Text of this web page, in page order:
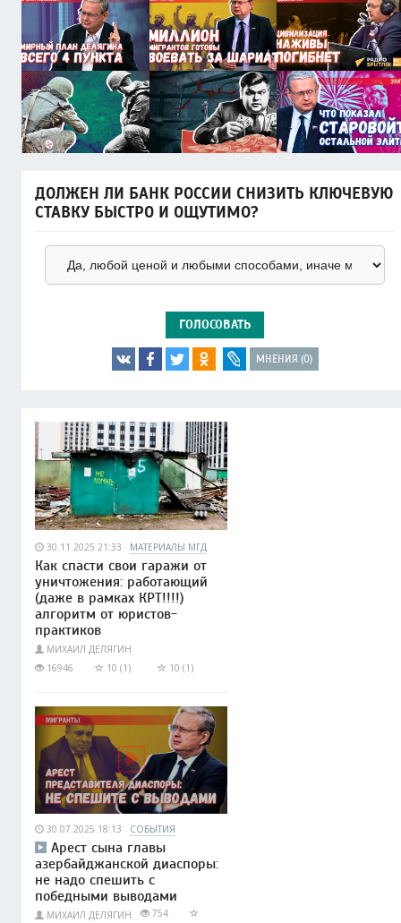
ДОЛЖЕН ЛИ БАНК РОССИИ СНИЗИТЬ КЛЮЧЕВУЮ
СТАВКУ БЫСТРО И ОЩУТИМО?
ГОЛОСОВАТЬ
МНЕНИЯ (0)
30.11.2025 21:33 МАТЕРИАЛЫ МГД
Как спасти свои гаражи от
уничтожения: работающий
(даже в рамках КРТ!!!!)
алгоритм от юристов-
практиков
МИХАИЛ ДЕЛЯГИН
16946
10 (1) 10 (1)
30.07.2025 18:13 СОБЫТИЯ
Арест сына главы
азербайджанской диаспоры:
не надо спешить с
победными выводами
МИХАИЛ ДЕЛЯГИН 754